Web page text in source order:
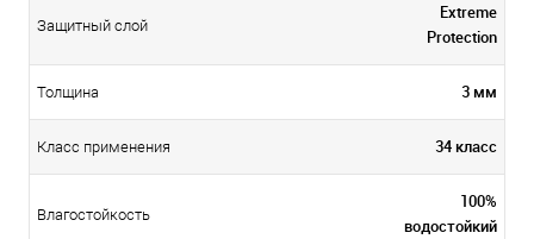
Защитный слой
Extreme
Protection
Толщина 3 мм
Класс применения 34 класс
Влагостойкость
100%
водостойкий